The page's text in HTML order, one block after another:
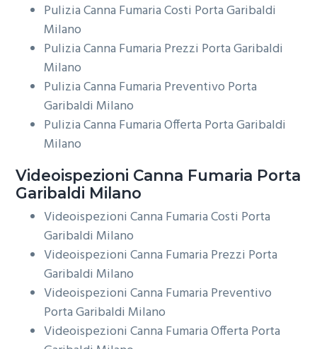
Pulizia Canna Fumaria Costi Porta Garibaldi
Milano
Pulizia Canna Fumaria Prezzi Porta Garibaldi
Milano
Pulizia Canna Fumaria Preventivo Porta
Garibaldi Milano
Pulizia Canna Fumaria Offerta Porta Garibaldi
Milano
Videoispezioni Canna Fumaria Porta
Garibaldi Milano
Videoispezioni Canna Fumaria Costi Porta
Garibaldi Milano
Videoispezioni Canna Fumaria Prezzi Porta
Garibaldi Milano
Videoispezioni Canna Fumaria Preventivo
Porta Garibaldi Milano
Videoispezioni Canna Fumaria Offerta Porta